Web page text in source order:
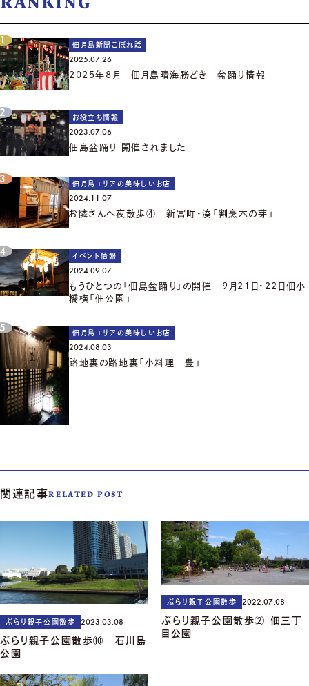
佃月島新聞こぼれ話
2025.07.26
2025年8月 佃月島晴海勝どき 盆踊り情報
お役立ち情報
2023.07.06
佃島盆踊り 開催されました
佃月島エリアの美味しいお店
2024.11.07
お隣さんへ夜散歩④ 新富町・湊「割烹木の芽」
イベント情報
2024.09.07
もうひとつの「佃島盆踊り」の開催 9月21日・22日佃小
橋横「佃公園」
佃月島エリアの美味しいお店
2024.08.03
路地裏の路地裏「小料理 豊」
関連記事RELATED POST
ぶらり親子公園散歩 2023.03.08
ぶらり親子公園散歩⑩ 石川島
公園
ぶらり親子公園散歩 2022.07.08
ぶらり親子公園散歩② 佃三丁
目公園